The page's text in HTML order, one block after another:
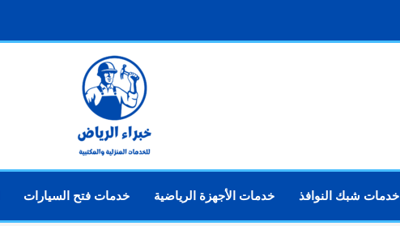
خدمات شبك النوافذ خدمات الأجهزة الرياضية خدمات فتح السيارات